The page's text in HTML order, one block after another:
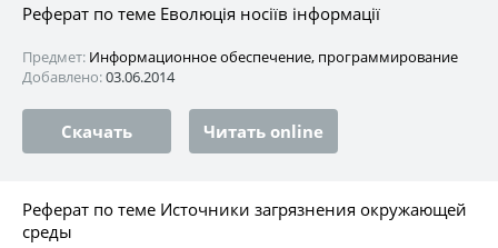
Реферат по теме Еволюція носіїв інформації
Предмет: Информационное обеспечение, программирование
Добавлено:03.06.2014
Скачать Читать online
Реферат по теме Источники загрязнения окружающей
среды